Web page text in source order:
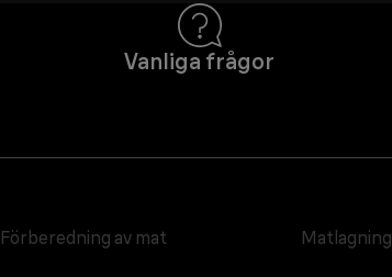
Vanliga frågor
Förberedning av mat Matlagning